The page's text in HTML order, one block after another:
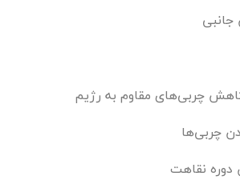
جانبی
چربی‌های مقاوم به رژیم
چربی‌ها
دوره نقاهت